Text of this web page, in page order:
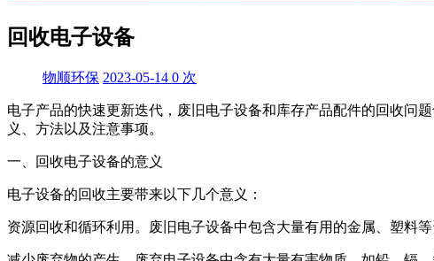
回收电子设备
物顺环保 2023-05-14 0 次
电子产品的快速更新迭代，废旧电子设备和库存产品配件的回收问
义、方法以及注意事项。
一、回收电子设备的意义
电子设备的回收主要带来以下几个意义：
资源回收和循环利用。废旧电子设备中包含大量有用的金属、塑料